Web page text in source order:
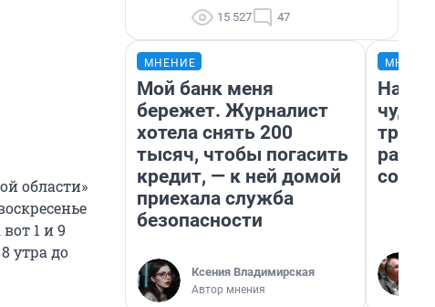
области»
1 и 9
утра до
15 527 47
МНЕНИЕ
Мой банк меня
бережет. Журналист
хотела снять 200
тысяч, чтобы погасить
кредит, — к ней домой
приехала служба
безопасности
Ксения Владимирская
Автор мнения